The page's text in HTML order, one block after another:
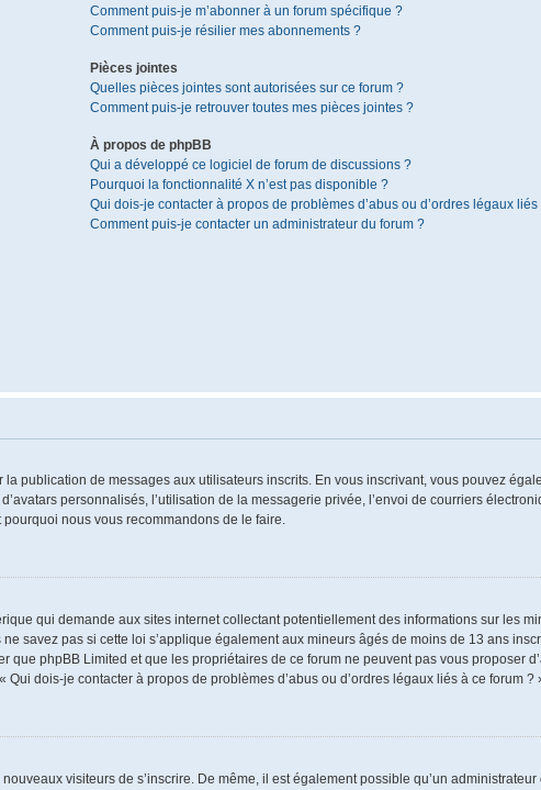
Comment puis-je m’abonner à un forum spécifique ?
Comment puis-je résilier mes abonnements ?
Pièces jointes
Quelles pièces jointes sont autorisées sur ce forum ?
Comment puis-je retrouver toutes mes pièces jointes ?
À propos de phpBB
Qui a développé ce logiciel de forum de discussions ?
Pourquoi la fonctionnalité X n’est pas disponible ?
Qui dois-je contacter à propos de problèmes d’abus ou d’ordres légaux liés
Comment puis-je contacter un administrateur du forum ?
publication de messages aux utilisateurs inscrits. En vous inscrivant, vous pouvez
personnalisés, l’utilisation de la messagerie privée, l’envoi de courriers
pourquoi nous vous recommandons de le faire.
qui demande aux sites internet collectant potentiellement des informations sur les
savez pas si cette loi s’applique également aux mineurs âgés de moins de 13 ans
phpBB Limited et que les propriétaires de ce forum ne peuvent pas vous proposer
dois-je contacter à propos de problèmes d’abus ou d’ordres légaux liés à ce forum ?
visiteurs de s’inscrire. De même, il est également possible qu’un